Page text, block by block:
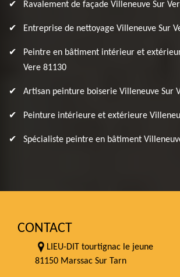
Ravalement de façade Villeneuve Sur
Entreprise de nettoyage Villeneuve Sur
Peintre en bâtiment intérieur et
Vere 81130
Artisan peinture boiserie Villeneuve Sur
Peinture intérieure et extérieure
Spécialiste peintre en bâtiment
CONTACT
LIEU-DIT tourtignac le jeune
81150 Marssac Sur Tarn